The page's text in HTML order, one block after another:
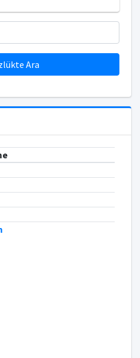
Ara